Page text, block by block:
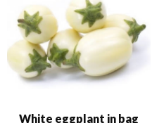
White eggplant in bag